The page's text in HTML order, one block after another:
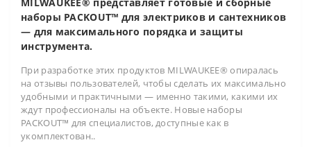
наборы PACKOUT™ для электриков и сантехников
— для максимального порядка и защиты
инструмента.
При разработке этих продуктов MILWAUKEE® опиралась
на отзывы пользователей, чтобы сделать их максимально
удобными и практичными — именно такими, какими их
ждут профессионалы на объекте. Новые наборы
PACKOUT™ для специалистов, доступные как в
укомплектован..